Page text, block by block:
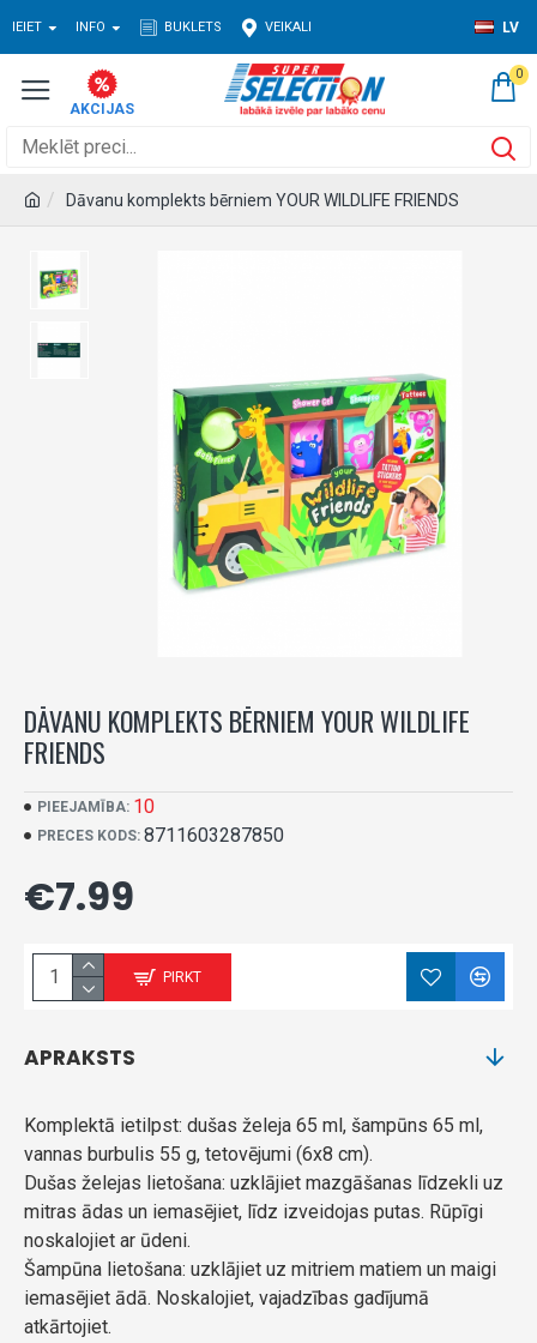
IEIET INFO BUKLETS VEIKALI LV
0
Dāvanu komplekts bērniem YOUR WILDLIFE FRIENDS
DĀVANU KOMPLEKTS BĒRNIEM YOUR WILDLIFE
FRIENDS
PIEEJAMĪBA: 10
PRECES KODS: 8711603287850
€7.99
PIRKT
APRAKSTS
Komplektā ietilpst: dušas želeja 65 ml, šampūns 65 ml,
vannas burbulis 55 g, tetovējumi (6x8 cm).
Dušas želejas lietošana: uzklājiet mazgāšanas līdzekli uz
mitras ādas un iemasējiet, līdz izveidojas putas. Rūpīgi
noskalojiet ar ūdeni.
Šampūna lietošana: uzklājiet uz mitriem matiem un maigi
iemasējiet ādā. Noskalojiet, vajadzības gadījumā
atkārtojiet.